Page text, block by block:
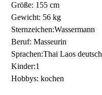
Größe: 155 cm
Gewicht: 56 kg
Sternzeichen:Wassermann
Beruf: Masseurin
Sprachen:Thai Laos deutsch
Kinder:1
Hobbys: kochen